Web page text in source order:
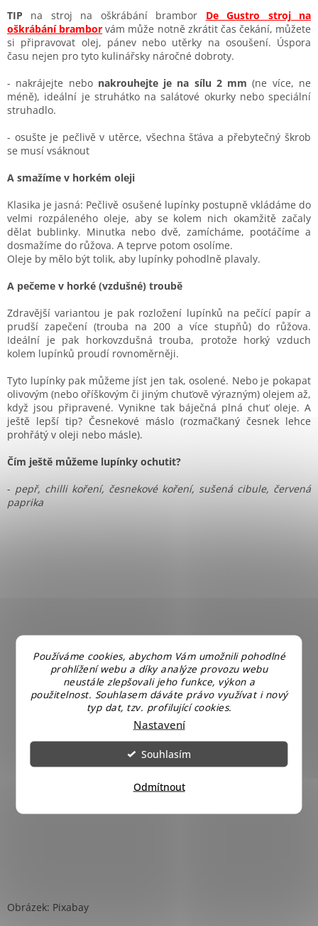
Používáme cookies, abychom Vám umožnili pohodlné
prohlížení webu a díky analýze provozu webu
neustále zlepšovali jeho funkce, výkon a
použitelnost. Souhlasem dáváte právo využívat i nový
typ dat, tzv. profilující cookies.
Nastavení
Odmítnout
Souhlasím
TIP na stroj na oškrábání brambor De Gustro stroj na
oškrábání brambor vám může notně zkrátit čas čekání, můžete
si připravovat olej, pánev nebo utěrky na osoušení. Úspora
času nejen pro tyto kulinářsky náročné dobroty.
- nakrájejte nebo nakrouhejte je na sílu 2 mm (ne více, ne
méně), ideální je struhátko na salátové okurky nebo speciální
struhadlo.
- osušte je pečlivě v utěrce, všechna šťáva a přebytečný škrob
se musí vsáknout
A smažíme v horkém oleji
Klasika je jasná: Pečlivě osušené lupínky postupně vkládáme do
velmi rozpáleného oleje, aby se kolem nich okamžitě začaly
dělat bublinky. Minutka nebo dvě, zamícháme, pootáčíme a
dosmažíme do růžova. A teprve potom osolíme.
Oleje by mělo být tolik, aby lupínky pohodlně plavaly.
A pečeme v horké (vzdušné) troubě
Zdravější variantou je pak rozložení lupínků na pečící papír a
prudší zapečení (trouba na 200 a více stupňů) do růžova.
Ideální je pak horkovzdušná trouba, protože horký vzduch
kolem lupínků proudí rovnoměrněji.
Tyto lupínky pak můžeme jíst jen tak, osolené. Nebo je pokapat
olivovým (nebo oříškovým či jiným chuťově výrazným) olejem až,
když jsou připravené. Vynikne tak báječná plná chuť oleje. A
ještě lepší tip? Česnekové máslo (rozmačkaný česnek lehce
prohřátý v oleji nebo másle).
Čím ještě můžeme lupínky ochutit?
- pepř, chilli koření, česnekové koření, sušená cibule, červená
paprika
Obrázek: Pixabay